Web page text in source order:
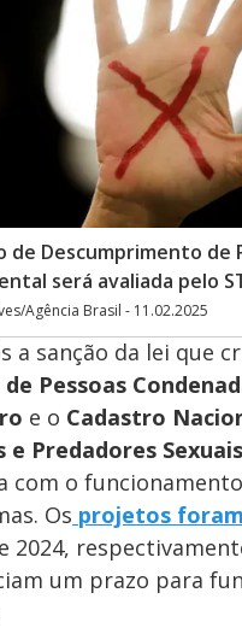
de Descumprimento de
será avaliada pelo
Agência Brasil - 11.02.2025
a sanção da lei que
Pessoas
e o Cadastro
e Predadores
com o
Os projetos
2024,
um prazo para